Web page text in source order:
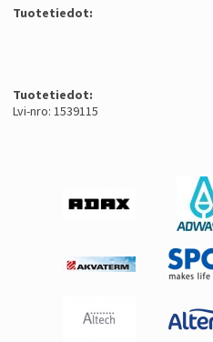
Tuotetiedot:
Tuotetiedot:
Lvi-nro: 1539115